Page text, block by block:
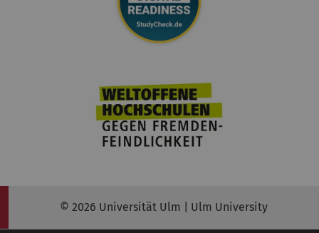
© 2026 Universität Ulm | Ulm University